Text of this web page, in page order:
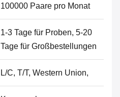
100000 Paare pro Monat
1-3 Tage für Proben, 5-20
Tage für Großbestellungen
L/C, T/T, Western Union,